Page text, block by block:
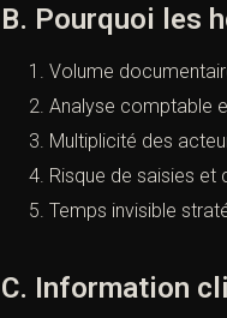
B. Pourquoi les
Volume
Analyse comptable
Multiplicité des
Risque de saisies et
Temps invisible
C. Information